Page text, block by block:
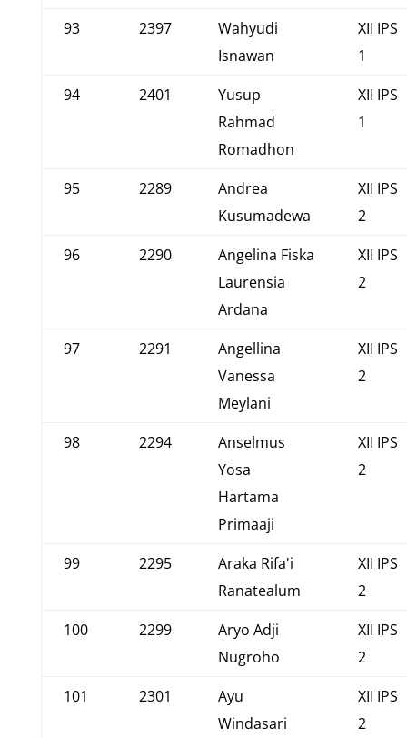
93
2397
Wahyudi
Isnawan
XII IPS
1
94
2401
Yusup
Rahmad
Romadhon
XII IPS
1
95 2289
Andrea
Kusumadewa
XII IPS
2
96
2290
Angelina Fiska
Laurensia
Ardana
XII IPS
2
97 2291
Angellina
Vanessa
Meylani
XII IPS
2
98 2294
Anselmus
Yosa
Hartama
Primaaji
XII IPS
2
99 2295
Araka Rifa'i
Ranatealum
XII IPS
2
100
2299
Aryo Adji
Nugroho
XII IPS
2
101
2301
Ayu
Windasari
XII IPS
2